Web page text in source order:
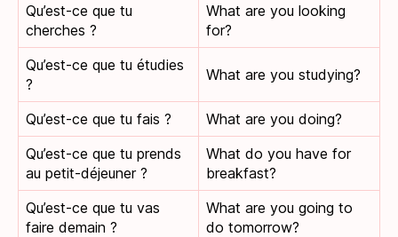
Qu’est-ce que tu
cherches ?
What are you looking
for?
Qu’est-ce que tu étudies
?
What are you studying?
Qu’est-ce que tu fais ?
What are you doing?
Qu’est-ce que tu prends
au petit-déjeuner ?
What do you have for
breakfast?
Qu’est-ce que tu vas
faire demain ?
What are you going to
do tomorrow?